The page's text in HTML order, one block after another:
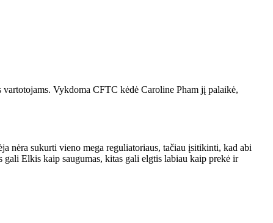
Vykdoma CFTC kėdė Caroline Pham jį palaikė,
nėra sukurti vieno mega reguliatoriaus, tačiau įsitikinti, kad abi
gali Elkis kaip saugumas, kitas gali elgtis labiau kaip prekė ir